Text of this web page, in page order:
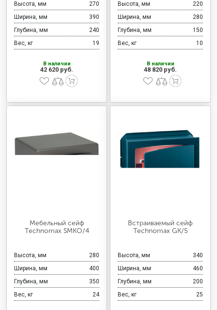
Высота, мм
270
Ширина, мм
390
Глубина, мм
240
Вес, кг
19
В наличии
42 620 руб.
Высота, мм
220
Ширина, мм
280
Глубина, мм
150
Вес, кг
10
В наличии
48 820 руб.
Мебельный сейф
Technomax SMKO/4
Высота, мм
280
Ширина, мм
400
Глубина, мм
350
Вес, кг
24
Встраиваемый сейф
Technomax GK/5
Высота, мм
340
Ширина, мм
460
Глубина, мм
200
Вес, кг
25